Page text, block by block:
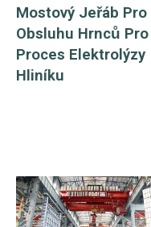
Mostový Jeřáb Pro
Obsluhu Hrnců Pro
Proces Elektrolýzy
Hliníku